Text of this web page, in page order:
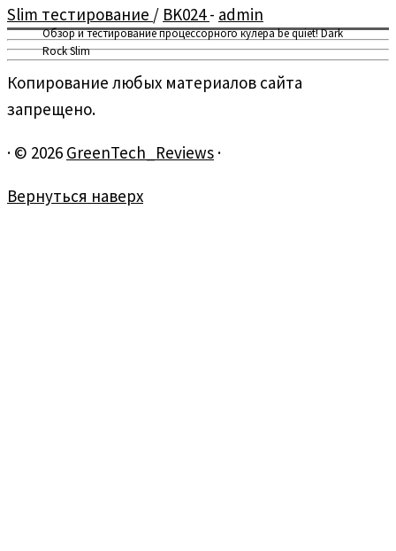
Обзор и тестирование процессорного кулера be quiet! Dark
Rock Slim
Slim тестирование / BK024- admin
Копирование любых материалов сайта
запрещено.
· © 2026 GreenTech_Reviews ·
Вернуться наверх